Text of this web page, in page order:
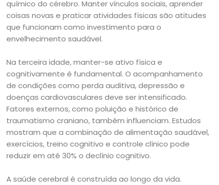
químico do cérebro. Manter vínculos sociais, aprender
coisas novas e praticar atividades físicas são atitudes
que funcionam como investimento para o
envelhecimento saudável.
Na terceira idade, manter-se ativo física e
cognitivamente é fundamental. O acompanhamento
de condições como perda auditiva, depressão e
doenças cardiovasculares deve ser intensificado.
Fatores externos, como poluição e histórico de
traumatismo craniano, também influenciam. Estudos
mostram que a combinação de alimentação saudável,
exercícios, treino cognitivo e controle clínico pode
reduzir em até 30% o declínio cognitivo.
A saúde cerebral é construída ao longo da vida.